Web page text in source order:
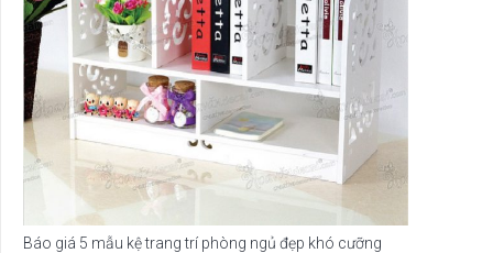
Báo giá 5 mẫu kệ trang trí phòng ngủ đẹp khó cưỡng